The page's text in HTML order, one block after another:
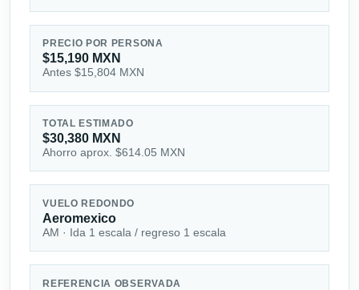
PRECIO POR PERSONA
$15,190 MXN
Antes $15,804 MXN
TOTAL ESTIMADO
$30,380 MXN
Ahorro aprox. $614.05 MXN
VUELO REDONDO
Aeromexico
AM · Ida 1 escala / regreso 1 escala
REFERENCIA OBSERVADA